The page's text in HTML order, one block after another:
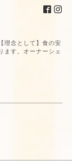
理念として】食の安
ます。オーナーシェ